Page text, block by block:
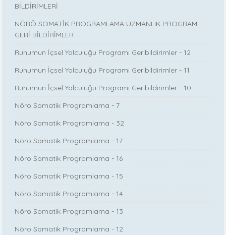
BİLDİRİMLERİ
NÖRÖ SOMATİK PROGRAMLAMA UZMANLIK PROGRAMI
GERİ BİLDİRİMLER
Ruhumun İçsel Yolculuğu Programı Geribildirimler - 12
Ruhumun İçsel Yolculuğu Programı Geribildirimler - 11
Ruhumun İçsel Yolculuğu Programı Geribildirimler - 10
Nöro Somatik Programlama - 7
Nöro Somatik Programlama - 32
Nöro Somatik Programlama - 17
Nöro Somatik Programlama - 16
Nöro Somatik Programlama - 15
Nöro Somatik Programlama - 14
Nöro Somatik Programlama - 13
Nöro Somatik Programlama - 12